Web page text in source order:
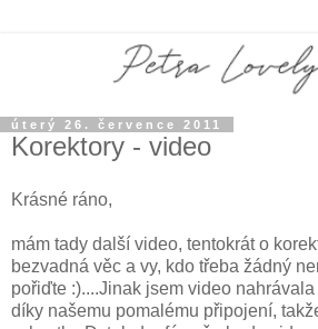
úterý 26. července 2011
Korektory - video
Krásné ráno,
mám tady další video, tentokrát o
bezvadná věc a vy, kdo třeba žádný
pořiďte :)....Jinak jsem video
díky našemu pomalému připojení,